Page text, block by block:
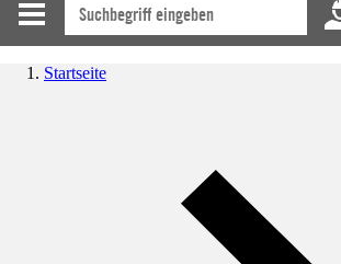
Startseite